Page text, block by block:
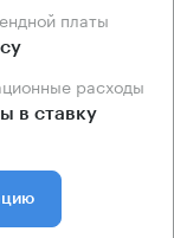
платы
расходы
в ставку